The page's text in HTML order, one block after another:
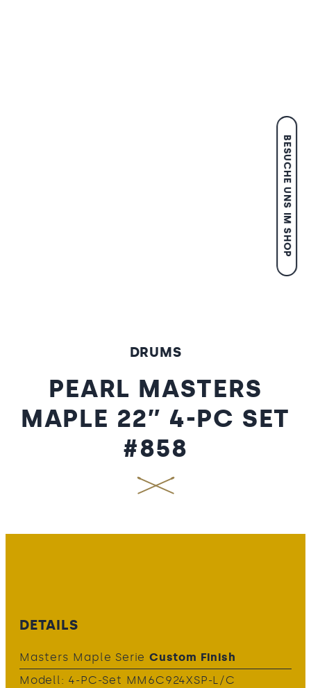
BESUCHE UNS IM SHOP
DRUMS
PEARL MASTERS
MAPLE 22″ 4-PC SET
#858
DETAILS
Masters Maple Serie Custom Finish
Modell: 4-PC-Set MM6C924XSP-L/C